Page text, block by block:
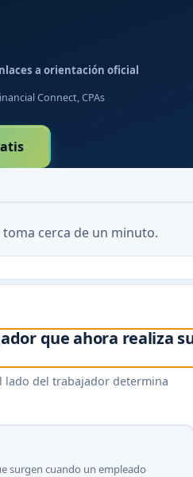
a orientación oficial
Connect, CPAs
toma cerca de un minuto.
que ahora realiza
lado del trabajador determina
surgen cuando un empleado